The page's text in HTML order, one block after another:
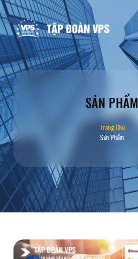
SẢN PHẨM
Trang Chủ
Sản Phẩm